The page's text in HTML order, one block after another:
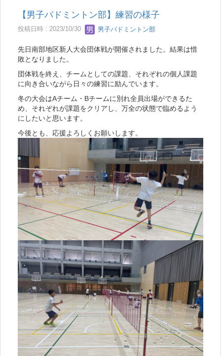
【男子バドミントン部】練習の様子
投稿日時 : 2023/10/30 男子バドミントン部
先日南部地区新人大会団体戦が開催されました。結果は惜
敗となりました。
団体戦を終え、チームとしての課題、それぞれの個人課題
に向き合いながら日々の練習に励んでいます。
冬の大会はAチーム・Bチームに別れ全員出場ができるた
め、それぞれが課題をクリアし、万全の状態で臨めるよう
にしたいと思います。
今後とも、応援よろしくお願いします。